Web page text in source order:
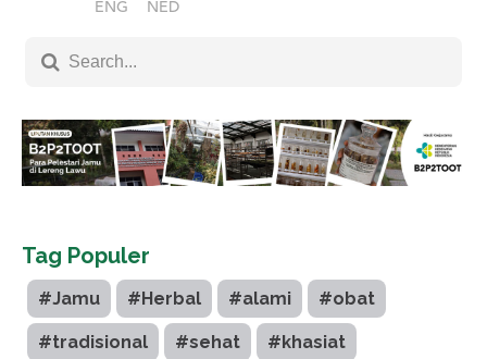
ENG NED
Tag Populer
#Jamu #Herbal #alami #obat
#tradisional #sehat #khasiat